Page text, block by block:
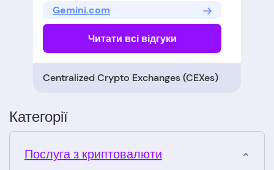
Gemini.com
Читати всі відгуки
Centralized Crypto Exchanges (CEXes)
Категорії
Послуга з криптовалюти